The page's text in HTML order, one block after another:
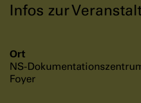
Infos zur
Ort
NS-
Foyer